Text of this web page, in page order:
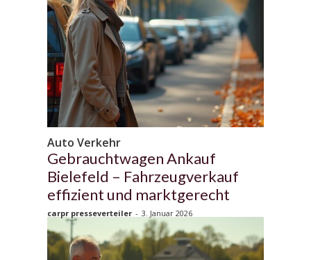
Auto Verkehr
Gebrauchtwagen Ankauf
Bielefeld – Fahrzeugverkauf
effizient und marktgerecht
carpr presseverteiler - 3. Januar 2026